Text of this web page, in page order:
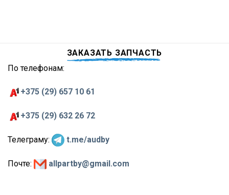
ЗАКАЗАТЬ ЗАПЧАСТЬ
По телефонам:
+375 (29) 657 10 61
+375 (29) 632 26 72
Телеграму: t.me/audby
Почте: allpartby@gmail.com